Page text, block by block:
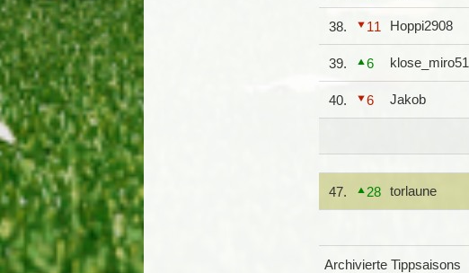
38. 11 Hoppi2908
39. 6 klose_miro51
40. 6 Jakob
47. 28 torlaune
Archivierte Tippsaisons